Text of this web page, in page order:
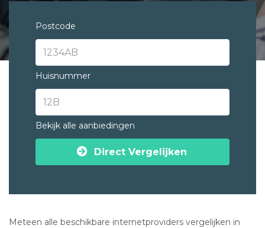
Postcode
Huisnummer
Bekijk alle aanbiedingen
Direct Vergelijken
Meteen alle beschikbare internetproviders vergelijken in